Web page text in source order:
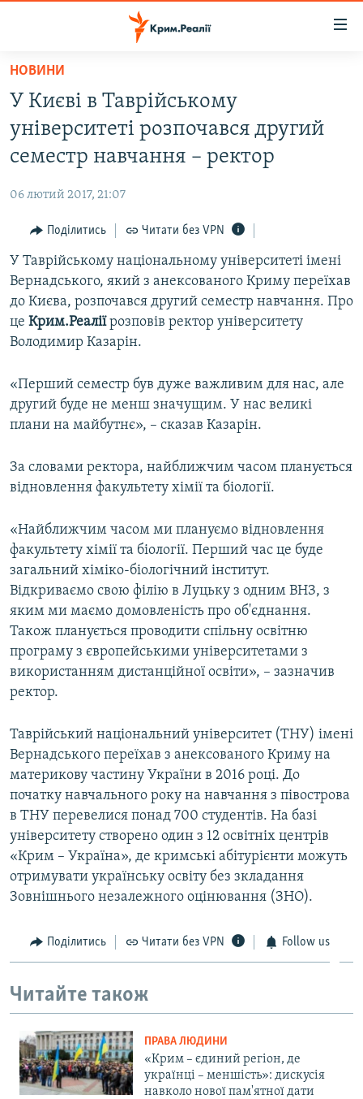
Перейти
основного
матеріалу
Перейти
до
основної
Перейти
пошуку
ВІДЕО ТА ФОТО
БЛОГИ
ПОГЛЯД
ІНТЕРВ'Ю
ВСЕ ЗА ДЕНЬ
СПЕЦПРОЕКТИ
ДЕПОРТАЦІЯ
ВІДЕОУРОКИ «ELIFBE»
СВІДЧЕННЯ ОКУПАЦІЇ
ІНФОГРАФІКА
ЯК ОБІЙТИ БЛОКУВАННЯ
Русский
Qırımtatar
ДОЛУЧАЙСЯ!
Усі сайти RFE/RL
НОВИНИ
У Києві в Таврійському
університеті розпочався другий
семестр навчання – ректор
06 лютий 2017, 21:07
Поділитись Читати без VPN
У Таврійському національному університеті імені
Вернадського, який з анексованого Криму переїхав
до Києва, розпочався другий семестр навчання. Про
це Крим.Реаліїрозповів ректор університету
Володимир Казарін.
«Перший семестр був дуже важливим для нас, але
другий буде не менш значущим. У нас великі
плани на майбутнє», – сказав Казарін.
За словами ректора, найближчим часом планується
відновлення факультету хімії та біології.
«Найближчим часом ми плануємо відновлення
факультету хімії та біології. Перший час це буде
загальний хіміко-біологічний інститут.
Відкриваємо свою філію в Луцьку з одним ВНЗ, з
яким ми маємо домовленість про об'єднання.
Також планується проводити спільну освітню
програму з європейськими університетами з
використанням дистанційної освіти», – зазначив
ректор.
Таврійський національний університет (ТНУ) імені
Вернадського переїхав з анексованого Криму на
материкову частину України в 2016 році. До
початку навчального року на навчання з півострова
в ТНУ перевелися понад 700 студентів. На базі
університету створено один з 12 освітніх центрів
«Крим – Україна», де кримські абітурієнти можуть
отримувати українську освіту без зкладання
Зовнішнього незалежного оцінювання (ЗНО).
Поділитись Читати без VPN Follow us
Читайте також
ПРАВА ЛЮДИНИ
«Крим – єдиний регіон, де
українці – меншість»: дискусія
навколо нової пам'ятної дати